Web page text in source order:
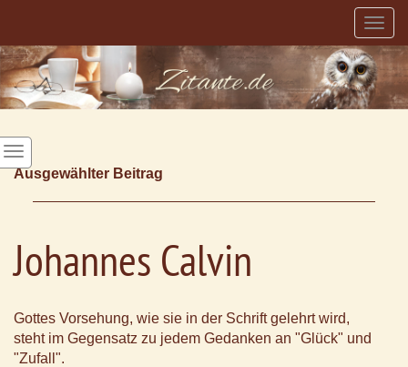
Ausgewählter Beitrag
Johannes Calvin
Gottes Vorsehung, wie sie in der Schrift gelehrt wird,
steht im Gegensatz zu jedem Gedanken an "Glück" und
"Zufall".